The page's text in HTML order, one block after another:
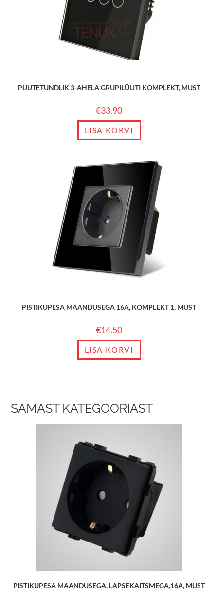
PUUTETUNDLIK 3-AHELA GRUPILÜLITI KOMPLEKT, MUST
€33.90
LISA KORVI
PISTIKUPESA MAANDUSEGA 16A, KOMPLEKT 1, MUST
€14.50
LISA KORVI
SAMAST KATEGOORIAST
PISTIKUPESA MAANDUSEGA, LAPSEKAITSMEGA,16A, MUST